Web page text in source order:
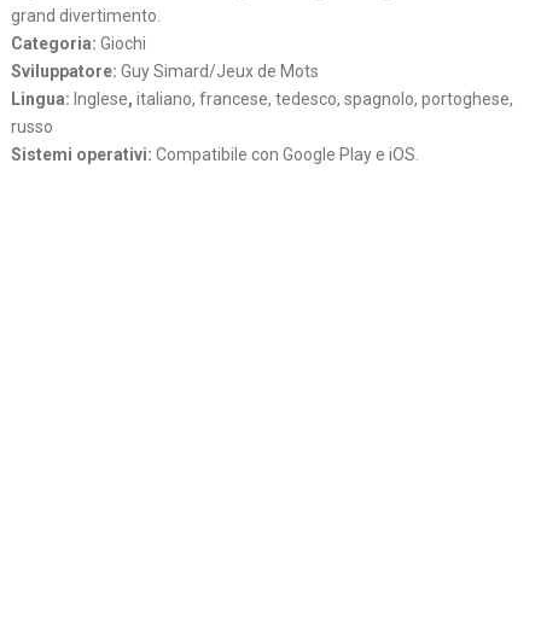
grand divertimento.
Categoria: Giochi
Sviluppatore: Guy Simard/Jeux de Mots
Lingua: Inglese, italiano, francese, tedesco, spagnolo, portoghese,
russo
Sistemi operativi: Compatibile con Google Play e iOS.